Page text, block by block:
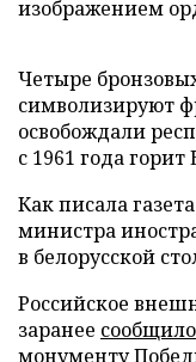
изображением
Четыре
символизируют
освобождали
с 1961 года
Как писала
министра
в белорусской
Российское
заранее сообщило
монументу